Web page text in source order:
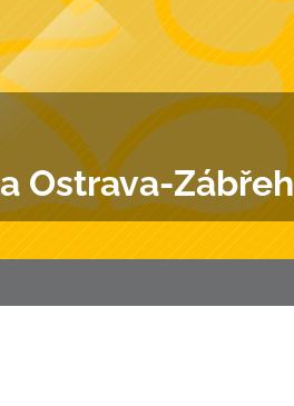
Ostrava-Zábřeh